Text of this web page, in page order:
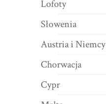
Lofoty
Słowenia
Austria i Niemcy
Chorwacja
Cypr